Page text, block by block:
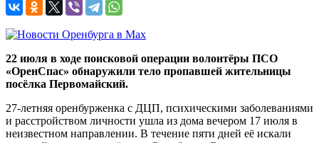
22 июля в ходе поисковой операции волонтёры ПСО
«ОренСпас» обнаружили тело пропавшей жительницы
посёлка Первомайский.
27-летняя оренбурженка с ДЦП, психическими заболеваниями
и расстройством личности ушла из дома вечером 17 июля в
неизвестном направлении. В течение пяти дней её искали